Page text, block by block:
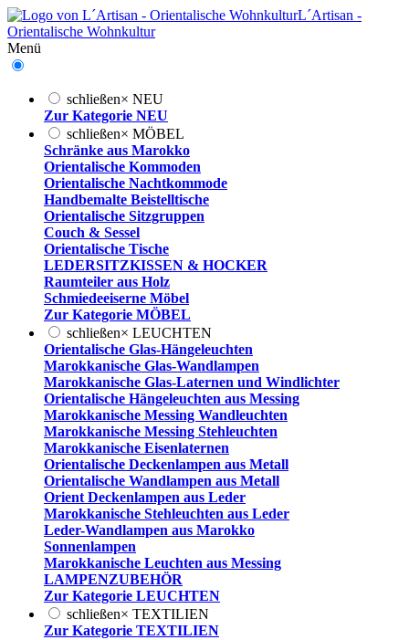
L´Artisan -
Orientalische Wohnkultur
Menü
schließen× NEU
Zur Kategorie NEU
schließen× MÖBEL
Schränke aus Marokko
Orientalische Kommoden
Orientalische Nachtkommode
Handbemalte Beistelltische
Orientalische Sitzgruppen
Couch & Sessel
Orientalische Tische
LEDERSITZKISSEN & HOCKER
Raumteiler aus Holz
Schmiedeeiserne Möbel
Zur Kategorie MÖBEL
schließen× LEUCHTEN
Orientalische Glas-Hängeleuchten
Marokkanische Glas-Wandlampen
Marokkanische Glas-Laternen und Windlichter
Orientalische Hängeleuchten aus Messing
Marokkanische Messing Wandleuchten
Marokkanische Messing Stehleuchten
Marokkanische Eisenlaternen
Orientalische Deckenlampen aus Metall
Orientalische Wandlampen aus Metall
Orient Deckenlampen aus Leder
Marokkanische Stehleuchten aus Leder
Leder-Wandlampen aus Marokko
Sonnenlampen
Marokkanische Leuchten aus Messing
LAMPENZUBEHÖR
Zur Kategorie LEUCHTEN
schließen× TEXTILIEN
Zur Kategorie TEXTILIEN